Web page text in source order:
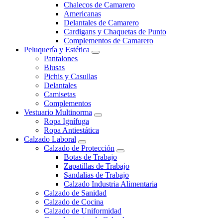
Chalecos de Camarero
Americanas
Delantales de Camarero
Cardigans y Chaquetas de Punto
Complementos de Camarero
Peluquería y Estética
Pantalones
Blusas
Pichis y Casullas
Delantales
Camisetas
Complementos
Vestuario Multinorma
Ropa Ignífuga
Ropa Antiestática
Calzado Laboral
Calzado de Protección
Botas de Trabajo
Zapatillas de Trabajo
Sandalias de Trabajo
Calzado Industria Alimentaria
Calzado de Sanidad
Calzado de Cocina
Calzado de Uniformidad